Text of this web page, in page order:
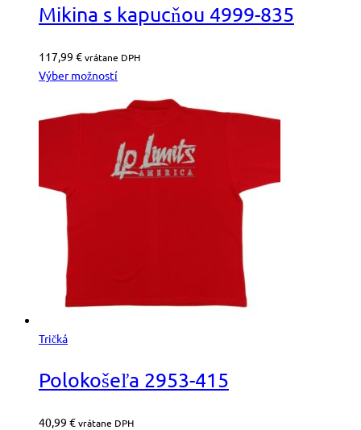
Mikina s kapucňou 4999-835
117,99 €vrátane DPH
Výber možností
Tričká
Polokošeľa 2953-415
40,99 €vrátane DPH